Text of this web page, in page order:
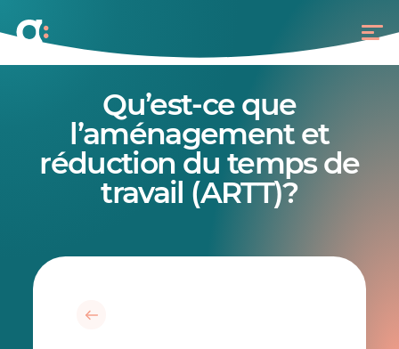
Qu’est-ce que
l’aménagement et
réduction du temps de
travail (ARTT)?